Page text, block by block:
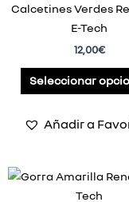
Calcetines Verdes
E-Tech
12,00€
Seleccionar
Añadir a